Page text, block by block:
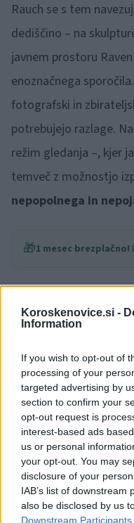
Koroskenovice.si -
Information
If you wish to opt-out of
processing of your
targeted advertising by
section to confirm your
opt-out request is
interest-based ads
us or personal
your opt-out. You may
disclosure of your
IAB’s list of
also be disclosed by us
Downstream Participants
Rauch se s tem
dediščino – na
javnem prostoru
enoznačnega
fotografski in
potrebujejo razlage.
režim gledanja –, kjer
temveč z možnostjo
nepopolnega in
🎁1 mesec brezplačno!
vprašanje: kaj danes
nadzoru pomena in
razpiranju?''—Jernej
Peter Rauchje
Univerze v Ljubljani
Central Saint Martins
Londonu. Predaval je